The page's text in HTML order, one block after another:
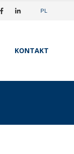
PL
KONTAKT